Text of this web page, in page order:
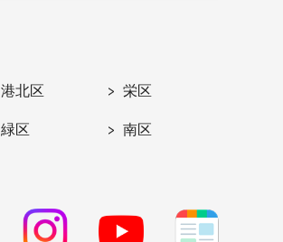
港北区 栄区
緑区 南区